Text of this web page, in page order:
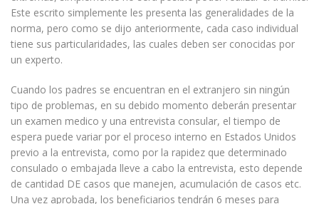
Este escrito simplemente les presenta las generalidades de la
norma, pero como se dijo anteriormente, cada caso individual
tiene sus particularidades, las cuales deben ser conocidas por
un experto.
Cuando los padres se encuentran en el extranjero sin ningún
tipo de problemas, en su debido momento deberán presentar
un examen medico y una entrevista consular, el tiempo de
espera puede variar por el proceso interno en Estados Unidos
previo a la entrevista, como por la rapidez que determinado
consulado o embajada lleve a cabo la entrevista, esto depende
de cantidad DE casos que manejen, acumulación de casos etc.
Una vez aprobada, los beneficiarios tendrán 6 meses para